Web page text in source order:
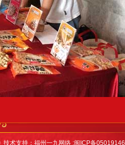
术支持： 福州一九网络 ;闽ICP备05019146